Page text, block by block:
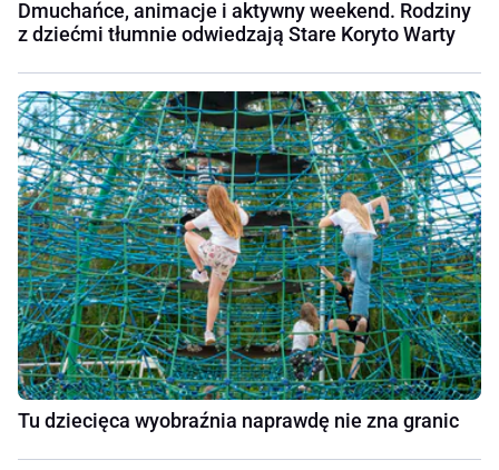
Dmuchańce, animacje i aktywny weekend. Rodziny
z dziećmi tłumnie odwiedzają Stare Koryto Warty
Tu dziecięca wyobraźnia naprawdę nie zna granic